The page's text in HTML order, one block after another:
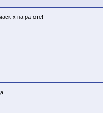
х на ра-оте!